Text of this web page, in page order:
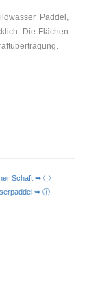
Paddel,
Die Flächen
Schaft ➥ ⓘ
➥ ⓘ